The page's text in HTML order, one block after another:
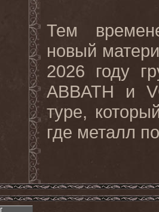
Тем
новый
2026 году
ABBATH и
туре,
где металл